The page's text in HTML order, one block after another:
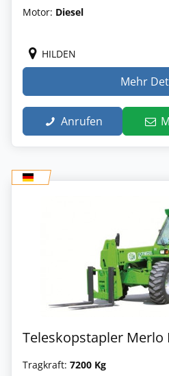
Motor: Diesel
HILDEN
Mehr
Anrufen
Teleskopstapler Merlo
Tragkraft: 7200 Kg